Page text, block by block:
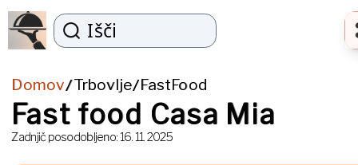
Išči
Domov/Trbovlje/FastFood
Fast food Casa Mia
Zadnjič posodobljeno: 16. 11. 2025